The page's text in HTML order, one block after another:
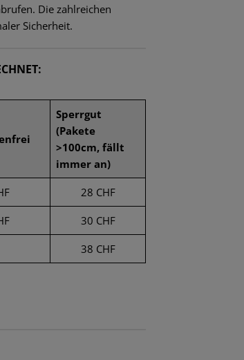
Die zahlreichen
Sicherheit.
Sperrgut
(Pakete
>100cm, fällt
immer an)
28 CHF
30 CHF
38 CHF